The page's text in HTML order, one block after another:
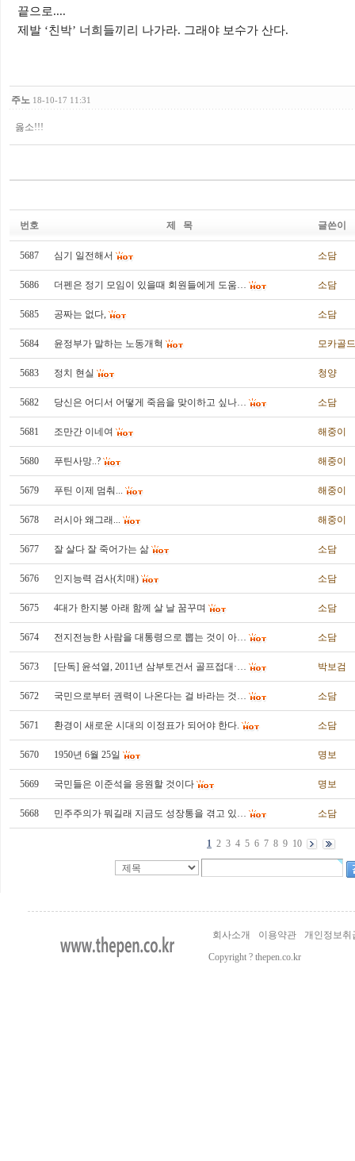
끝으로....
제발 ‘친박’ 너희들끼리 나가라. 그래야 보수가 산다.
주노 18-10-17 11:31
옳소!!!
번호 제 목 글쓴이
5687 심기 일전해서 소담
5686 더펜은 정기 모임이 있을때 회원들에게 도움… 소담
5685 공짜는 없다, 소담
5684 윤정부가 말하는 노동개혁 모카골드
5683 정치 현실 청양
5682 당신은 어디서 어떻게 죽음을 맞이하고 싶나… 소담
5681 조만간 이네여 해중이
5680 푸틴사망..? 해중이
5679 푸틴 이제 멈춰... 해중이
5678 러시아 왜그래... 해중이
5677 잘 살다 잘 죽어가는 삶 소담
5676 인지능력 검사(치매) 소담
5675 4대가 한지붕 아래 함께 살 날 꿈꾸며 소담
5674 전지전능한 사람을 대통령으로 뽑는 것이 아… 소담
5673 [단독] 윤석열, 2011년 삼부토건서 골프접대·… 박보검
5672 국민으로부터 권력이 나온다는 걸 바라는 것… 소담
5671 환경이 새로운 시대의 이정표가 되어야 한다. 소담
5670 1950년 6월 25일 명보
5669 국민들은 이준석을 응원할 것이다 명보
5668 민주주의가 뭐길래 지금도 성장통을 겪고 있… 소담
1 2 3 4 5 6 7 8 9 10
회사소개 이용약관
개인정보취
Copyright ? thepen.co.kr